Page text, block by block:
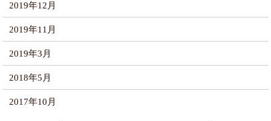
2019年12月
2019年11月
2019年3月
2018年5月
2017年10月